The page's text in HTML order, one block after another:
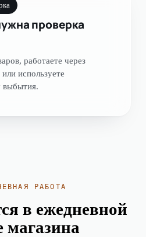
проверка
работаете через
используете
выбытия.
РАБОТА
в ежедневной
магазина